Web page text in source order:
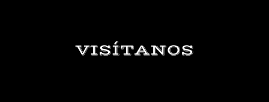
VISÍTANOS